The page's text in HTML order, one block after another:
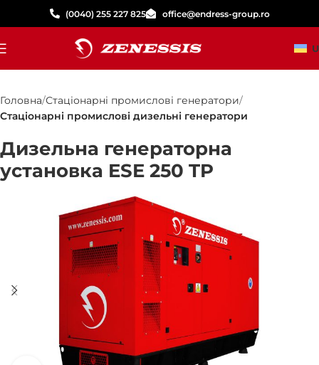
(0040) 255 227 825 office@endress-group.ro
Головна Стаціонарні промислові генератори
Стаціонарні промислові дизельні генератори
Дизельна генераторна
установка ESE 250 TP